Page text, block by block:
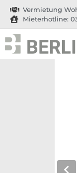
Vermietung
Mieterhotline: